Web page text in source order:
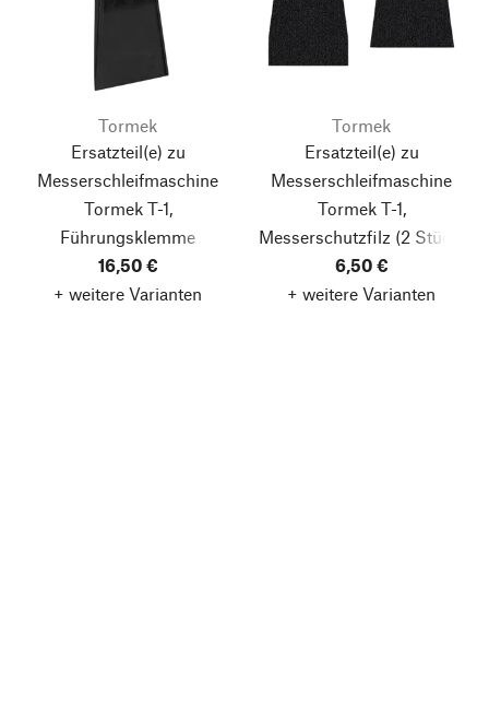
Tormek
Ersatzteil(e) zu
Messerschleifmaschine
Tormek T-1,
Führungsklemme
16,50 €
+ weitere Varianten
Tormek
Ersatzteil(e) zu
Messerschleifmaschine
Tormek T-1,
Messerschutzfilz (2 Stück)
6,50 €
+ weitere Varianten